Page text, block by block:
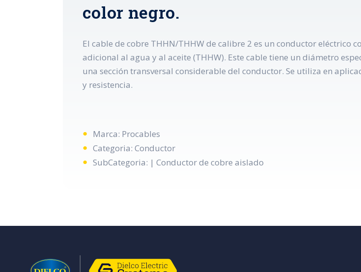
color negro.
El cable de cobre THHN/THHW de calibre 2 es un conductor eléctrico
adicional al agua y al aceite (THHW). Este cable tiene un diámetro
una sección transversal considerable del conductor. Se utiliza en
y resistencia.
Marca: Procables
Categoria: Conductor
SubCategoria: | Conductor de cobre aislado